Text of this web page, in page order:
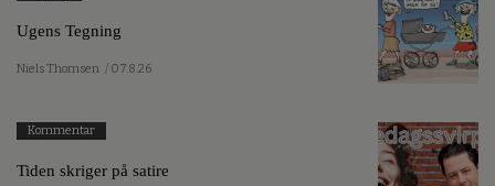
Ugens Tegning
Niels Thomsen / 07.8.26
Kommentar
Tiden skriger på satire